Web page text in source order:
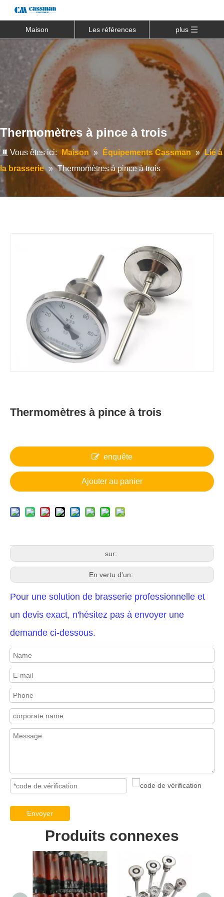
Maison Les références plus
Thermomètres à pince à trois
Vous êtes ici: Maison » Équipements Cassman » Lié à
la brasserie » Thermomètres à pince à trois
Thermomètres à pince à trois
enquête
Ajouter au panier
sur:
En vertu d'un:
Pour une solution de brasserie professionnelle et
un devis exact, n'hésitez pas à envoyer une
demande ci-dessous.
Envoyer
Produits connexes